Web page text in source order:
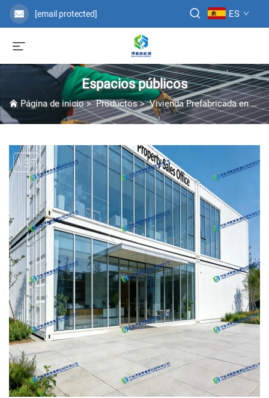
[email protected] ES
Espacios públicos
Página de inicio>Productos>Vivienda Prefabricada en Contenedor